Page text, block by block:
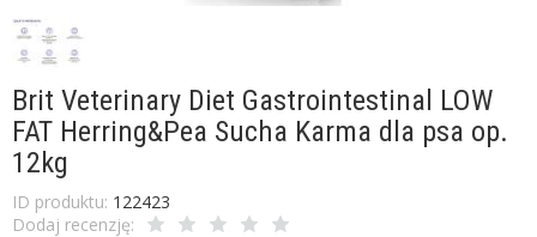
Brit Veterinary Diet Gastrointestinal LOW
FAT Herring&Pea Sucha Karma dla psa op.
12kg
ID produktu: 122423
Dodaj recenzję: